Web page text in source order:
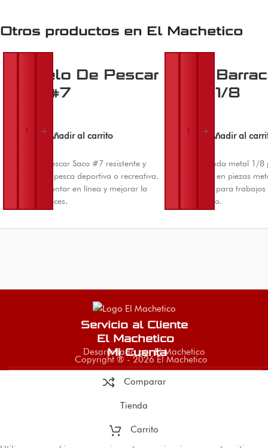
Otros productos en El Machetico
Anzuelo De Pescar
Saco #7
-
+ Añadir al carrito
Anzuelo de pescar Saco #7 resistente y
práctico para pesca deportiva o recreativa.
Ideal para montar en línea y mejorar la
captura de peces.
Broca
Metal 1/8
-
+ Añadir al
Broca Barracuda metal 1/8
perforaciones en piezas
taladro. Ideal para
mantenimiento.
Servicio al Cliente
El Machetico
Mi Cuenta
Desarrollado por El Machetico
Copyright ® - 2026 El Machetico
Comparar
Tienda
Carrito